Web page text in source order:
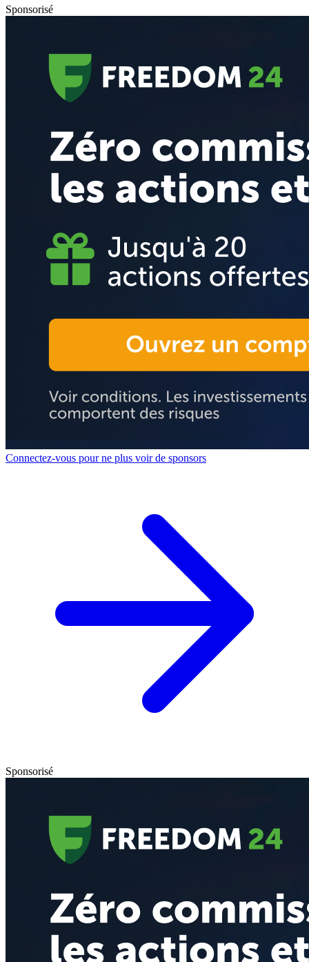
Sponsorisé
Connectez-vous pour ne plus voir de sponsors
Sponsorisé